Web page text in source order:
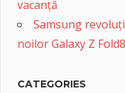
vacanță
Samsung
noilor Galaxy Z
CATEGORIES